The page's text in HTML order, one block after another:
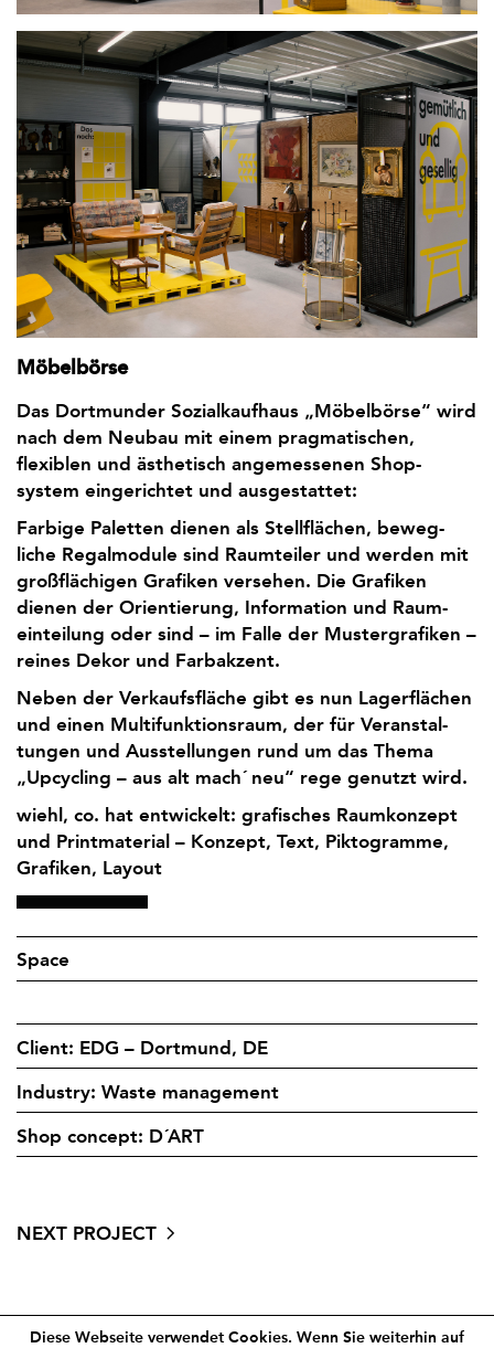
Diese Webseite verwendet Cookies. Wenn Sie weiterhin auf
Möbelbörse
Das Dortmunder Sozial­kaufhaus „Möbel­börse“ wird
nach dem Neubau mit einem pragma­tischen,
flexiblen und ästhetisch ange­messenen Shop­
system einge­richtet und ausge­stattet:
Farbige Paletten dienen als Stell­flächen, beweg­
liche Regal­module sind Raumteiler und werden mit
groß­flächigen Grafiken versehen. Die Grafiken
dienen der Orientierung, Information und Raum­
einteilung oder sind – im Falle der Mustergrafiken –
reines Dekor und Farbakzent.
Neben der Verkaufs­fläche gibt es nun Lagerflächen
und einen Multi­funktions­raum, der für Veranstal­
tungen und Ausstel­lungen rund um das Thema
„Upcycling – aus alt mach´ neu“ rege genutzt wird.
wiehl, co. hat entwickelt: grafisches Raumkonzept
und Printmaterial – Konzept, Text, Piktogramme,
Grafiken, Layout
Space
Client: EDG – Dortmund, DE
Industry: Waste management
Shop concept: D´ART
NEXT PROJECT